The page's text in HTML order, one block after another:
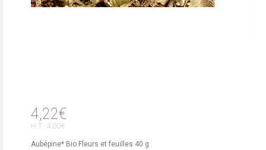
4,22€
H.T : 4,00€
Aubépine* Bio Fleurs et feuilles 40 g